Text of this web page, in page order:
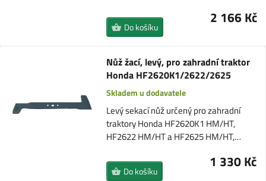
2 166 Kč
Do košíku
Nůž žací, levý, pro zahradní traktor
Honda HF2620K1/2622/2625
Skladem u dodavatele
Levý sekací nůž určený pro zahradní
traktory Honda HF2620K1 HM/HT,
HF2622 HM/HT a HF2625 HM/HT,…
1 330 Kč
Do košíku